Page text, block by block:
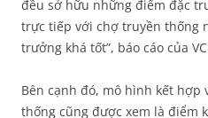
đều sở hữu những điểm đặc
trực tiếp với chợ truyền thống
trưởng khá tốt”, báo cáo của
Bên cạnh đó, mô hình kết hợp
thống cũng được xem là điểm